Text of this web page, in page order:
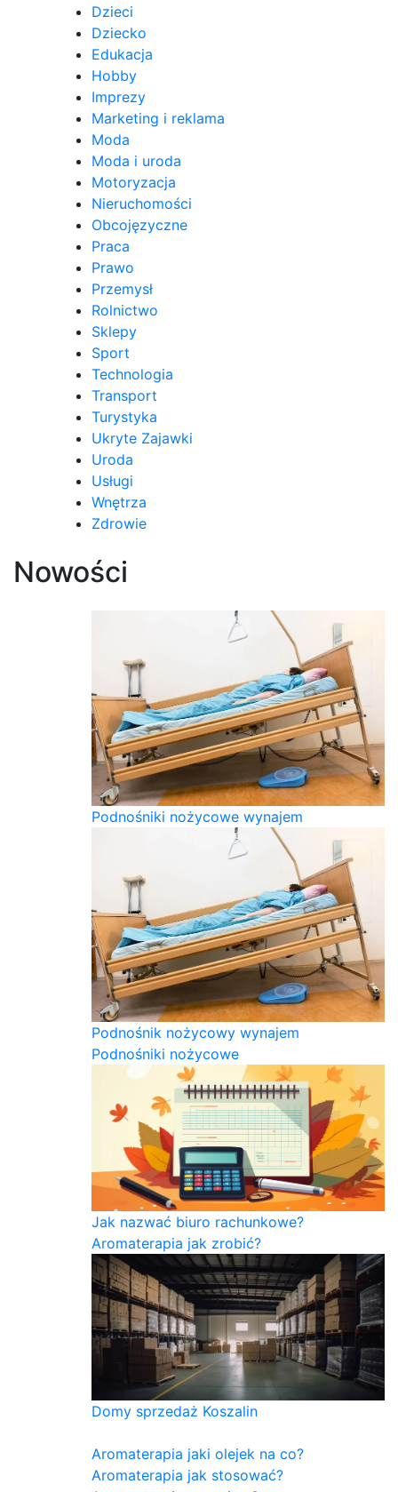
Dzieci
Dziecko
Edukacja
Hobby
Imprezy
Marketing i reklama
Moda
Moda i uroda
Motoryzacja
Nieruchomości
Obcojęzyczne
Praca
Prawo
Przemysł
Rolnictwo
Sklepy
Sport
Technologia
Transport
Turystyka
Ukryte Zajawki
Uroda
Usługi
Wnętrza
Zdrowie
Nowości
Podnośniki nożycowe wynajem
Podnośnik nożycowy wynajem
Podnośniki nożycowe
Jak nazwać biuro rachunkowe?
Aromaterapia jak zrobić?
Domy sprzedaż Koszalin
Aromaterapia jaki olejek na co?
Aromaterapia jak stosować?